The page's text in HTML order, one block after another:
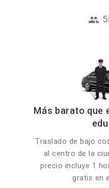
Más barato que
Traslado de bajo
al centro de la
precio incluye 1
gratis en